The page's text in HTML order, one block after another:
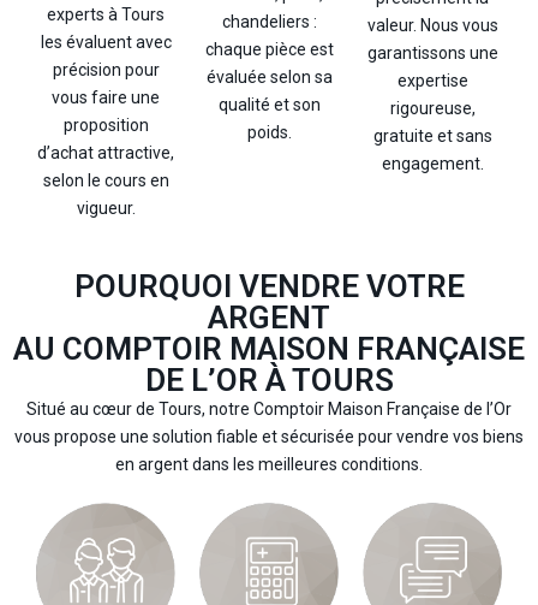
experts à Tours
les évaluent avec
précision pour
vous faire une
proposition
d’achat attractive,
selon le cours en
vigueur.
chandeliers :
chaque pièce est
évaluée selon sa
qualité et son
poids.
valeur. Nous vous
garantissons une
expertise
rigoureuse,
gratuite et sans
engagement.
POURQUOI VENDRE VOTRE
ARGENT
AU COMPTOIR MAISON FRANÇAISE
DE L’OR À TOURS
Situé au cœur de Tours, notre Comptoir Maison Française de l’Or
vous propose une solution fiable et sécurisée pour vendre vos biens
en argent dans les meilleures conditions.